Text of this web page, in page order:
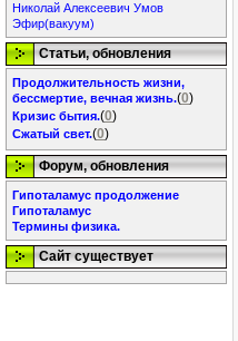
Николай Алексеевич Умов
Эфир(вакуум)
Статьи, обновления
Продолжительность жизни,
бессмертие, вечная жизнь.(0)
Кризис бытия.(0)
Сжатый свет.(0)
Форум, обновления
Гипоталамус продолжение
Гипоталамус
Термины физика.
Сайт существует